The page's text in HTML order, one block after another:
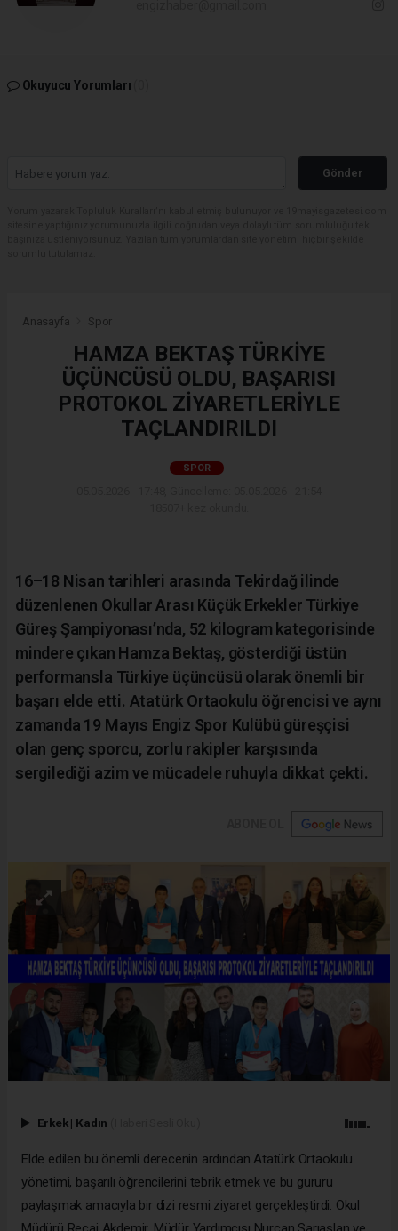
Okuyucu Yorumları
Gönder
Anasayfa Spor
HAMZA BEKTAŞ TÜRKİYE
ÜÇÜNCÜSÜ OLDU, BAŞARISI
PROTOKOL ZİYARETLERİYLE
TAÇLANDIRILDI
SPOR
16–18 Nisan tarihleri arasında Tekirdağ ilinde
düzenlenen Okullar Arası Küçük Erkekler Türkiye
Güreş Şampiyonası’nda, 52 kilogram kategorisinde
mindere çıkan Hamza Bektaş, gösterdiği üstün
performansla Türkiye üçüncüsü olarak önemli bir
başarı elde etti. Atatürk Ortaokulu öğrencisi ve aynı
zamanda 19 Mayıs Engiz Spor Kulübü güreşçisi
olan genç sporcu, zorlu rakipler karşısında
sergilediği azim ve mücadele ruhuyla dikkat çekti.
Erkek | Kadın
Elde edilen bu önemli derecenin ardından Atatürk Ortaokulu
yönetimi, başarılı öğrencilerini tebrik etmek ve bu gururu
paylaşmak amacıyla bir dizi resmi ziyaret gerçekleştirdi. Okul